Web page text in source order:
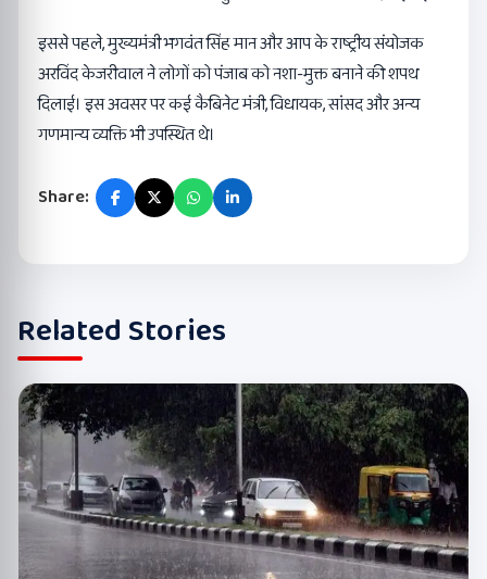
इससे पहले, मुख्यमंत्री भगवंत सिंह मान और आप के राष्ट्रीय संयोजक
अरविंद केजरीवाल ने लोगों को पंजाब को नशा-मुक्त बनाने की शपथ
दिलाई। इस अवसर पर कई कैबिनेट मंत्री, विधायक, सांसद और अन्य
गणमान्य व्यक्ति भी उपस्थित थे।
Share:
Related Stories